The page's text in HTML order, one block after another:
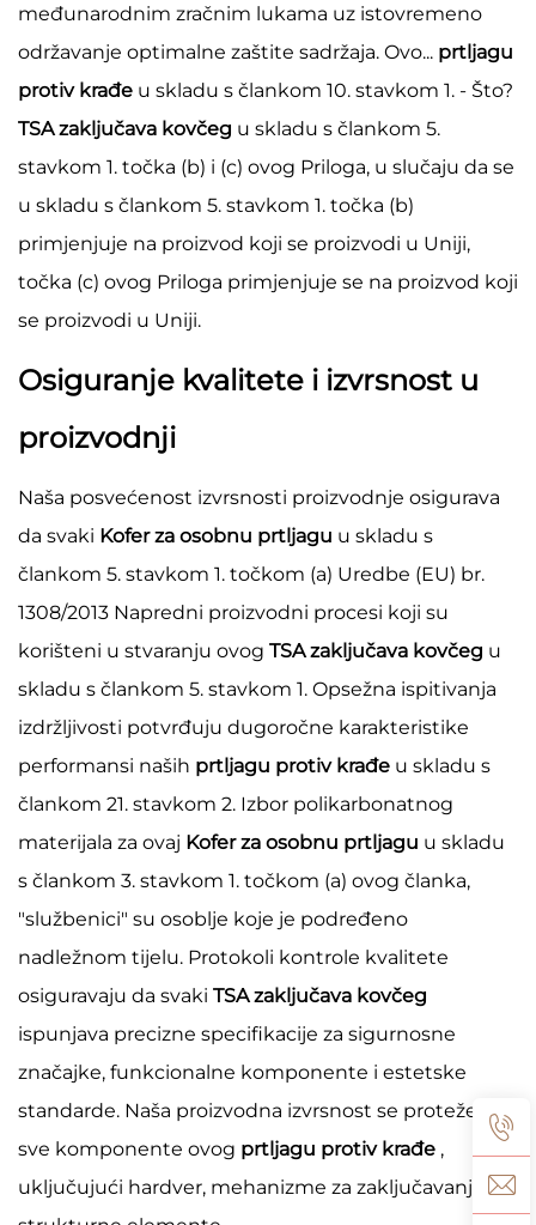
međunarodnim zračnim lukama uz istovremeno
održavanje optimalne zaštite sadržaja. Ovo... prtljagu
protiv krađe u skladu s člankom 10. stavkom 1. - Što?
TSA zaključava kovčeg u skladu s člankom 5.
stavkom 1. točka (b) i (c) ovog Priloga, u slučaju da se
u skladu s člankom 5. stavkom 1. točka (b)
primjenjuje na proizvod koji se proizvodi u Uniji,
točka (c) ovog Priloga primjenjuje se na proizvod koji
se proizvodi u Uniji.
Osiguranje kvalitete i izvrsnost u
proizvodnji
Naša posvećenost izvrsnosti proizvodnje osigurava
da svaki Kofer za osobnu prtljagu u skladu s
člankom 5. stavkom 1. točkom (a) Uredbe (EU) br.
1308/2013 Napredni proizvodni procesi koji su
korišteni u stvaranju ovog TSA zaključava kovčeg u
skladu s člankom 5. stavkom 1. Opsežna ispitivanja
izdržljivosti potvrđuju dugoročne karakteristike
performansi naših prtljagu protiv krađe u skladu s
člankom 21. stavkom 2. Izbor polikarbonatnog
materijala za ovaj Kofer za osobnu prtljagu u skladu
s člankom 3. stavkom 1. točkom (a) ovog članka,
"službenici" su osoblje koje je podređeno
nadležnom tijelu. Protokoli kontrole kvalitete
osiguravaju da svaki TSA zaključava kovčeg
ispunjava precizne specifikacije za sigurnosne
značajke, funkcionalne komponente i estetske
standarde. Naša proizvodna izvrsnost se proteže na
sve komponente ovog prtljagu protiv krađe ,
uključujući hardver, mehanizme za zaključavanje i